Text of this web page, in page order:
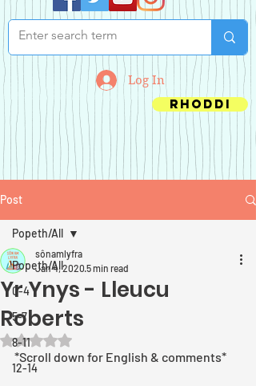
Log In
Rhoddi
Post
Popeth/All
0-4
5-7
8-11
12-14
Popeth/All
Yr Ynys - Lleucu
Roberts
sônamlyfra
Jan 4, 2020 5 min read
Rated NaN out of 5 stars.
*Scroll down for English & comments*